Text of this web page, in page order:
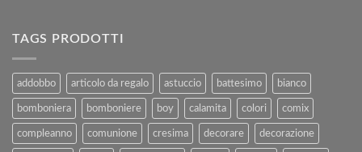
Rimborso
2025
TAGS PRODOTTI
addobbo articolo da regalo astuccio battesimo bianco
bomboniera bomboniere boy calamita colori comix
compleanno comunione cresima decorare decorazione